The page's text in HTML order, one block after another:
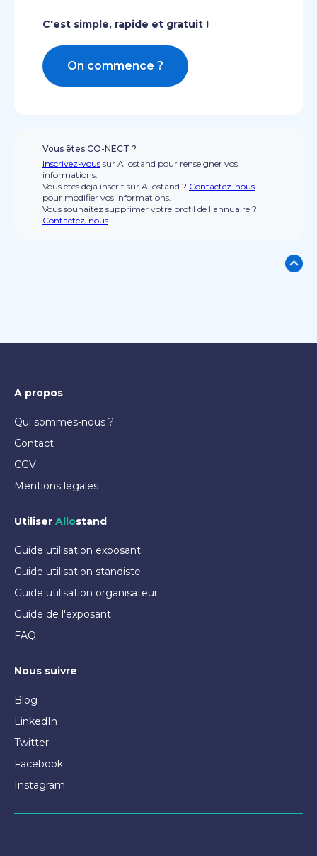
C'est simple, rapide et gratuit !
On commence ?
Vous êtes CO-NECT ?
Inscrivez-vous sur Allostand pour renseigner vos
informations.
Vous êtes déjà inscrit sur Allostand ? Contactez-nous
pour modifier vos informations.
Vous souhaitez supprimer votre profil de l'annuaire ?
Contactez-nous.
A propos
Qui sommes-nous ?
Contact
CGV
Mentions légales
Utiliser Allostand
Guide utilisation exposant
Guide utilisation standiste
Guide utilisation organisateur
Guide de l'exposant
FAQ
Nous suivre
Blog
LinkedIn
Twitter
Facebook
Instagram